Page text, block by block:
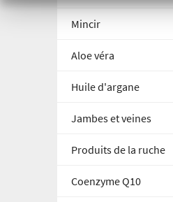
Mincir
Aloe véra
Huile d'argane
Jambes et veines
Produits de la ruche
Coenzyme Q10